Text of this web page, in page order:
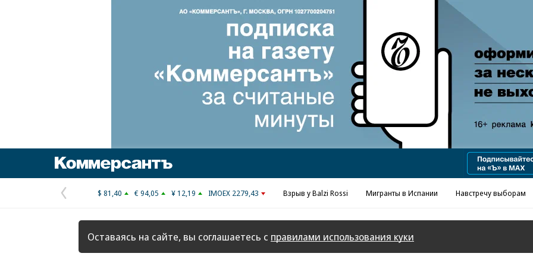
Реклама в «Ъ» www.kommersant.ru/ad
Предыдущая
страница
$ 81,40 € 94,05 ¥ 12,19 IMOEX 2279,43 Взрыв у Balzi Rossi Мигранты в Испании Навстречу выборам
Оставаясь на сайте, вы соглашаетесь с правилами использования куки